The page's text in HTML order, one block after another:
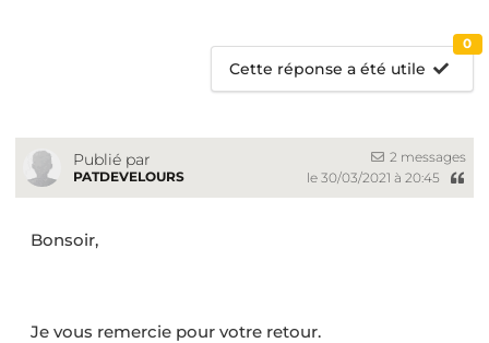
Cette réponse a été utile
0
Publié par
PATDEVELOURS
2 messages
le 30/03/2021 à 20:45
Bonsoir,
Je vous remercie pour votre retour.